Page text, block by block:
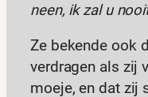
neen, ik zal u
Ze bekende ook
verdragen als zij
moeje, en dat zij